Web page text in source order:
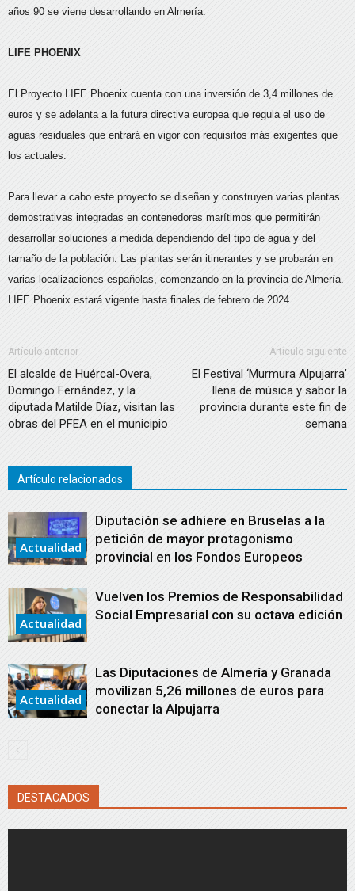
años 90 se viene desarrollando en Almería.
LIFE PHOENIX
El Proyecto LIFE Phoenix cuenta con una inversión de 3,4 millones de
euros y se adelanta a la futura directiva europea que regula el uso de
aguas residuales que entrará en vigor con requisitos más exigentes que
los actuales.
Para llevar a cabo este proyecto se diseñan y construyen varias plantas
demostrativas integradas en contenedores marítimos que permitirán
desarrollar soluciones a medida dependiendo del tipo de agua y del
tamaño de la población. Las plantas serán itinerantes y se probarán en
varias localizaciones españolas, comenzando en la provincia de Almería.
LIFE Phoenix estará vigente hasta finales de febrero de 2024.
Artículo anterior
El alcalde de Huércal-Overa,
Domingo Fernández, y la
diputada Matilde Díaz, visitan las
obras del PFEA en el municipio
Artículo siguiente
El Festival ‘Murmura Alpujarra’
llena de música y sabor la
provincia durante este fin de
semana
Artículo relacionados
Actualidad
Diputación se adhiere en Bruselas a la
petición de mayor protagonismo
provincial en los Fondos Europeos
Actualidad
Vuelven los Premios de Responsabilidad
Social Empresarial con su octava edición
Actualidad
Las Diputaciones de Almería y Granada
movilizan 5,26 millones de euros para
conectar la Alpujarra
DESTACADOS